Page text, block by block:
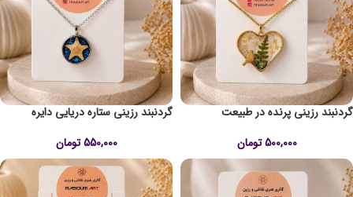
گردنبند رزینی پرنده در طبیعت
500,000 تومان
گردنبند رزینی ستاره دریایی دایره
550,000 تومان